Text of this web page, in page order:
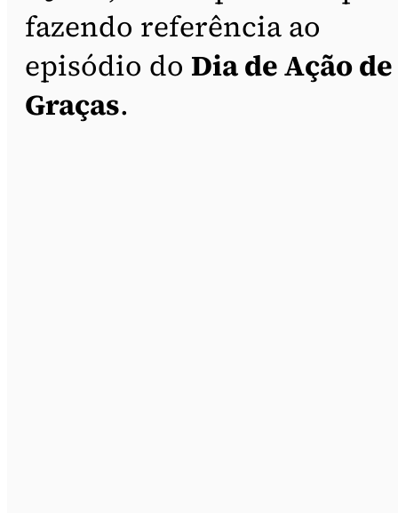
fazendo referência ao
episódio do Dia de Ação de
Graças.